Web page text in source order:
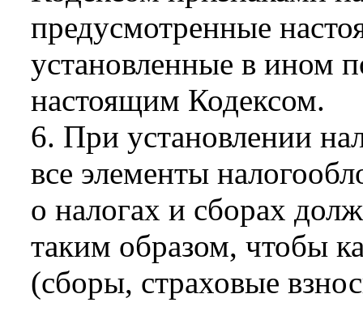
предусмотренные
установленные в ином
настоящим Кодексом.
6. При установлении
все элементы
о налогах и сборах
таким образом, чтобы
(сборы, страховые